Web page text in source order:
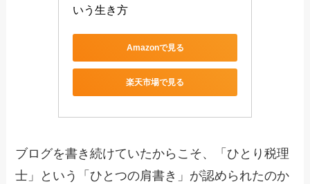
いう生き方
Amazonで見る
楽天市場で見る
ブログを書き続けていたからこそ、「ひとり税理
士」という「ひとつの肩書き」が認められたのか